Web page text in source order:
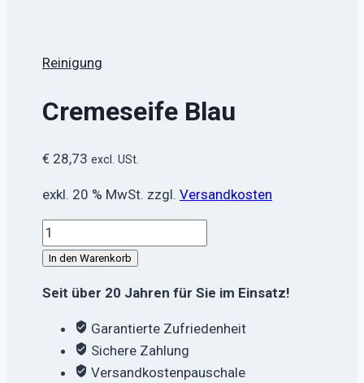
Reinigung
Cremeseife Blau
€ 28,73 excl. USt.
exkl. 20 % MwSt. zzgl. Versandkosten
Cremeseife
Blau
In den Warenkorb
Seit über 20 Jahren für Sie im Einsatz!
Garantierte Zufriedenheit
Sichere Zahlung
Versandkostenpauschale